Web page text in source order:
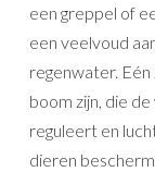
een greppel of
een veelvoud
regenwater.
boom zijn, die
reguleert en
dieren